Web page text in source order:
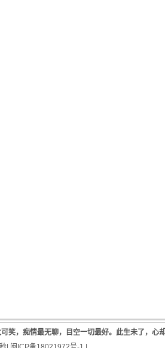
笑，痴情最无聊，目空一切最好。此生未了，心